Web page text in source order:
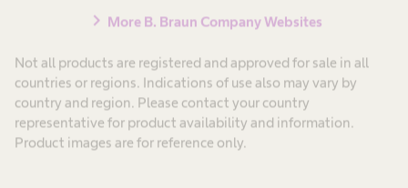
chevron_right More B. Braun Company Websites
Not all products are registered and approved for sale in all
countries or regions. Indications of use also may vary by
country and region. Please contact your country
representative for product availability and information.
Product images are for reference only.
Le packaging. Les boîtes sont recyclables et composées à
Agir sur ces différents facteurs assure de réduire
les impacts environnementaux en continu pour
l'écoconception des nouvelles gammes B. Braun :